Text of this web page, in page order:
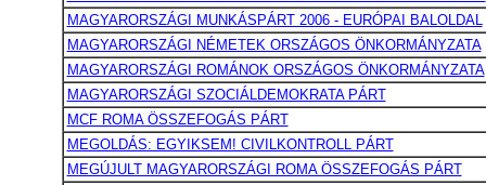
MAGYARORSZÁGI MUNKÁSPÁRT 2006 - EURÓPAI BALOLDAL
MAGYARORSZÁGI NÉMETEK ORSZÁGOS ÖNKORMÁNYZATA
MAGYARORSZÁGI ROMÁNOK ORSZÁGOS ÖNKORMÁNYZATA
MAGYARORSZÁGI SZOCIÁLDEMOKRATA PÁRT
MCF ROMA ÖSSZEFOGÁS PÁRT
MEGOLDÁS: EGYIKSEM! CIVILKONTROLL PÁRT
MEGÚJULT MAGYARORSZÁGI ROMA ÖSSZEFOGÁS PÁRT